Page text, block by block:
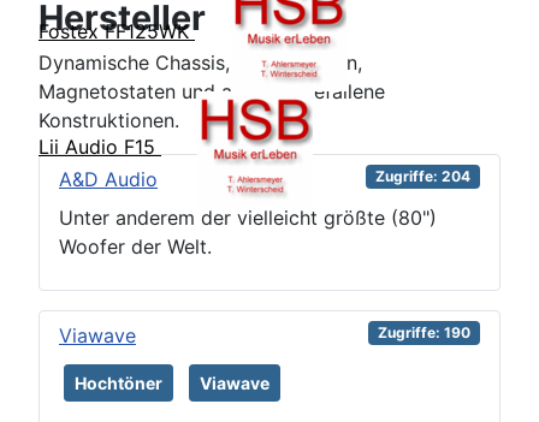
Fostex FF125WK
Lii Audio F15
Hersteller
Dynamische Chassis, Elektrostaten,
Magnetostaten und auch ausgefallene
Konstruktionen.
A&D Audio Zugriffe: 204
Unter anderem der vielleicht größte (80")
Woofer der Welt.
Viawave Zugriffe: 190
Hochtöner Viawave